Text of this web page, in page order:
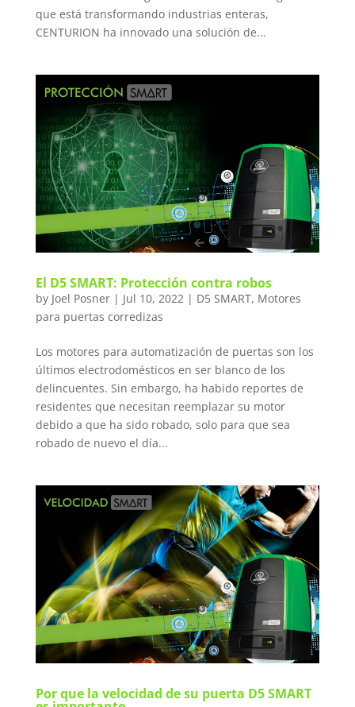
que está transformando industrias enteras,
CENTURION ha innovado una solución de...
El D5 SMART: Protección contra robos
by Joel Posner| Jul 10, 2022| D5 SMART, Motores
para puertas corredizas
Los motores para automatización de puertas son los
últimos electrodomésticos en ser blanco de los
delincuentes. Sin embargo, ha habido reportes de
residentes que necesitan reemplazar su motor
debido a que ha sido robado, solo para que sea
robado de nuevo el día...
Por que la velocidad de su puerta D5 SMART